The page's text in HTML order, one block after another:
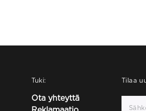
Tuki:
Ota yhteyttä
Tilaa